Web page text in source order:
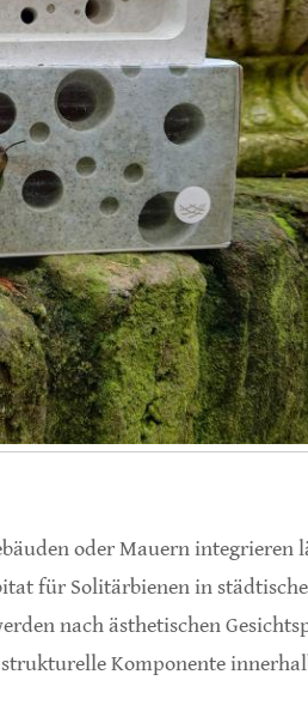
oder Mauern integrieren
für Solitärbienen in
nach ästhetischen
Komponente